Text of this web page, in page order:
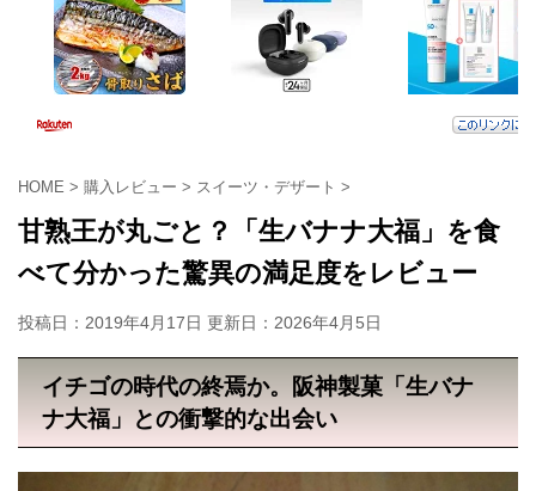
HOME > 購入レビュー > スイーツ・デザート >
甘熟王が丸ごと？「生バナナ大福」を食
べて分かった驚異の満足度をレビュー
投稿日：2019年4月17日 更新日： 2026年4月5日
イチゴの時代の終焉か。阪神製菓「生バナ
ナ大福」との衝撃的な出会い